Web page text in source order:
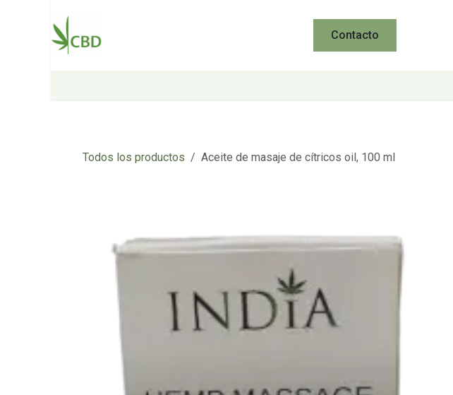
Contacto
Todos los productos Aceite de masaje de cítricos oil, 100 ml